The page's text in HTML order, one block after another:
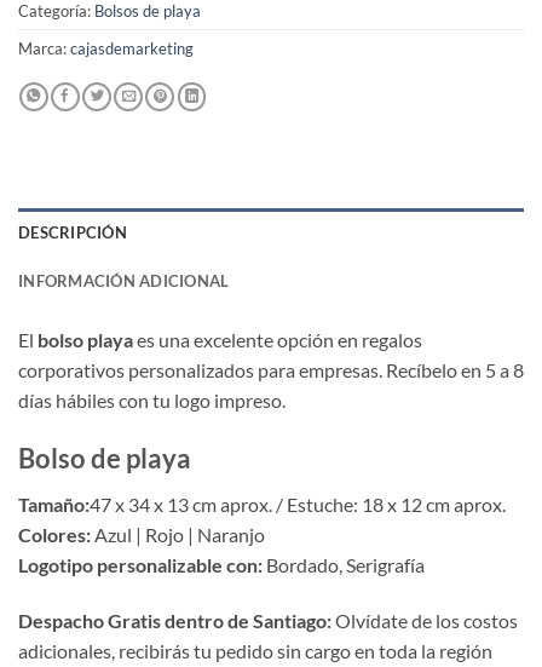
Categoría: Bolsos de playa
Marca:cajasdemarketing
DESCRIPCIÓN
INFORMACIÓN ADICIONAL
El bolso playaes una excelente opción en regalos
corporativos personalizados para empresas. Recíbelo en 5 a 8
días hábiles con tu logo impreso.
Bolso de playa
Tamaño:47 x 34 x 13 cm aprox. / Estuche: 18 x 12 cm aprox.
Colores: Azul | Rojo | Naranjo
Logotipo personalizable con: Bordado, Serigrafía
Despacho Gratis dentro de Santiago:Olvídate de los costos
adicionales, recibirás tu pedido sin cargo en toda la región